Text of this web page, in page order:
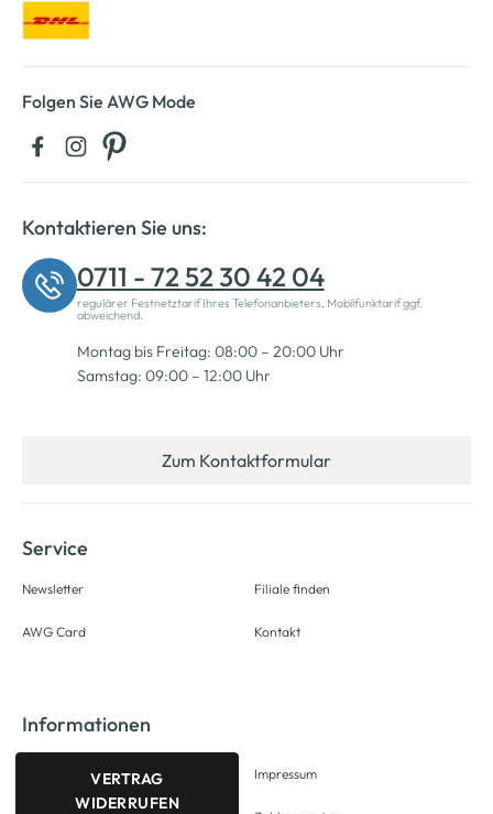
Folgen Sie AWG Mode
Kontaktieren Sie uns:
0711 - 72 52 30 42 04
regulärer Festnetztarif Ihres Telefonanbieters, Mobilfunktarif ggf.
abweichend.
Montag bis Freitag: 08:00 – 20:00 Uhr
Samstag: 09:00 – 12:00 Uhr
Zum Kontaktformular
Service
Newsletter
AWG Card
Filiale finden
Kontakt
Informationen
VERTRAG
WIDERRUFEN
Impressum